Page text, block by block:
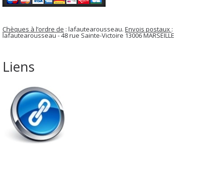
Chèques à l’ordre de : lafautearousseau. Envois postaux :
lafautearousseau - 48 rue Sainte-Victoire 13006 MARSEILLE
Liens